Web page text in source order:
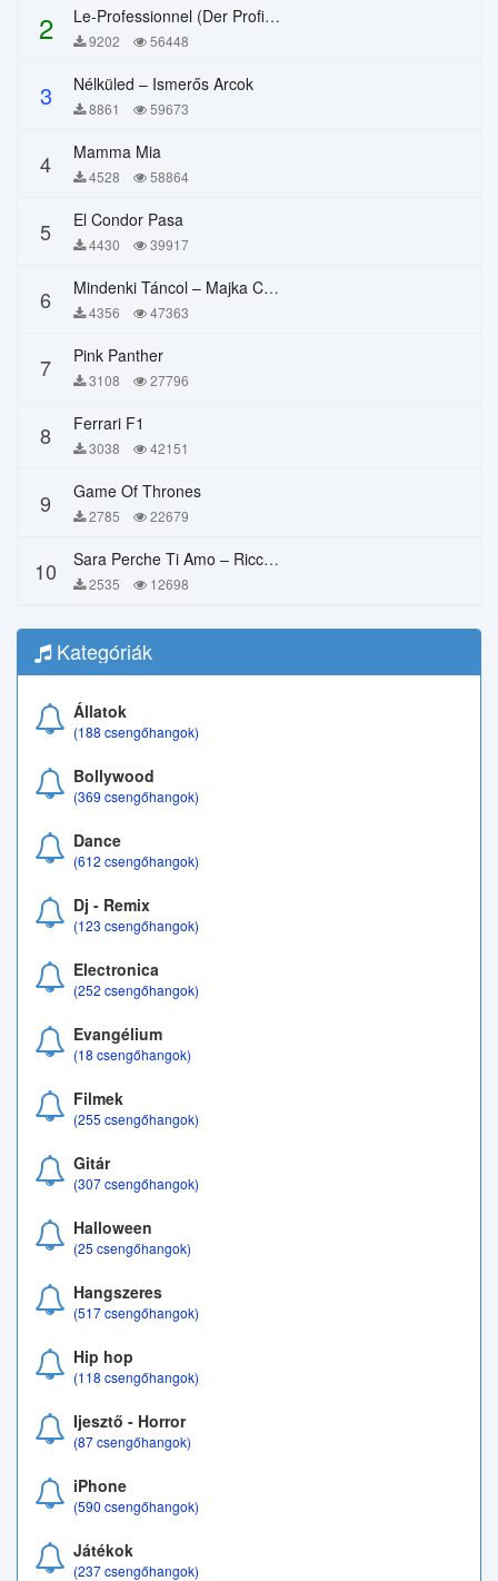
2 Le-Professionnel (Der Profi) – Chi Mai
9202 56448
3 Nélküled – Ismerős Arcok
8861 59673
4 Mamma Mia
4528 58864
5 El Condor Pasa
4430 39917
6 Mindenki Táncol – Majka Curtis, Péter Majoros
4356 47363
7 Pink Panther
3108 27796
8 Ferrari F1
3038 42151
9 Game Of Thrones
2785 22679
10 Sara Perche Ti Amo – Ricchi E Poveri
2535 12698
Kategóriák
Állatok
(188 csengőhangok)
Bollywood
(369 csengőhangok)
Dance
(612 csengőhangok)
Dj - Remix
(123 csengőhangok)
Electronica
(252 csengőhangok)
Evangélium
(18 csengőhangok)
Filmek
(255 csengőhangok)
Gitár
(307 csengőhangok)
Halloween
(25 csengőhangok)
Hangszeres
(517 csengőhangok)
Hip hop
(118 csengőhangok)
Ijesztő - Horror
(87 csengőhangok)
iPhone
(590 csengőhangok)
Játékok
(237 csengőhangok)